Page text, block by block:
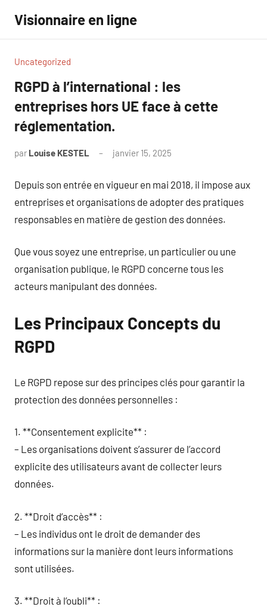
contenu
Visionnaire en ligne
Uncategorized
RGPD à l’international : les
entreprises hors UE face à cette
réglementation.
par Louise KESTEL janvier 15, 2025
Depuis son entrée en vigueur en mai 2018, il impose aux
entreprises et organisations de adopter des pratiques
responsables en matière de gestion des données.
Que vous soyez une entreprise, un particulier ou une
organisation publique, le RGPD concerne tous les
acteurs manipulant des données.
Les Principaux Concepts du
RGPD
Le RGPD repose sur des principes clés pour garantir la
protection des données personnelles :
1. **Consentement explicite** :
– Les organisations doivent s’assurer de l’accord
explicite des utilisateurs avant de collecter leurs
données.
2. **Droit d’accès** :
– Les individus ont le droit de demander des
informations sur la manière dont leurs informations
sont utilisées.
3. **Droit à l’oubli** :